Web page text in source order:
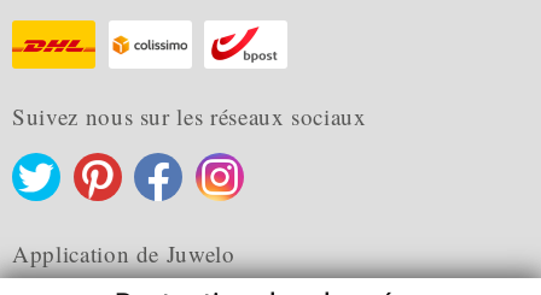
Suivez nous sur les réseaux sociaux
Application de Juwelo